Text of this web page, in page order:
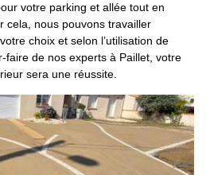
votre parking et allée tout en
cela, nous pouvons travailler
choix et selon l’utilisation de
faire de nos experts à Paillet, votre
sera une réussite.